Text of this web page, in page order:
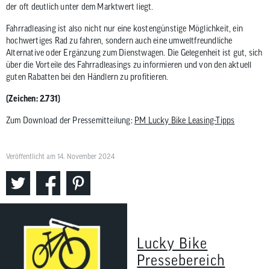
der oft deutlich unter dem Marktwert liegt.
Fahrradleasing ist also nicht nur eine kostengünstige Möglichkeit, ein
hochwertiges Rad zu fahren, sondern auch eine umweltfreundliche
Alternative oder Ergänzung zum Dienstwagen. Die Gelegenheit ist gut, sich
über die Vorteile des Fahrradleasings zu informieren und von den aktuell
guten Rabatten bei den Händlern zu profitieren.
(Zeichen: 2.731)
Zum Download der Pressemitteilung: PM Lucky Bike Leasing-Tipps
Veröffentlicht am 14. November 2024
Lucky Bike
Pressebereich